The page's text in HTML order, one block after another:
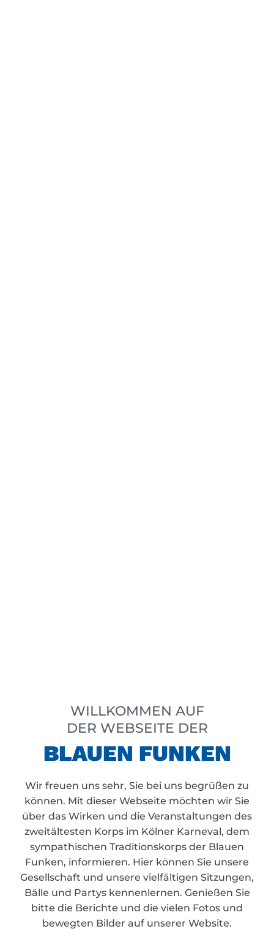
WILLKOMMEN AUF
DER WEBSEITE DER
BLAUEN FUNKEN
Wir freuen uns sehr, Sie bei uns begrüßen zu
können. Mit dieser Webseite möchten wir Sie
über das Wirken und die Veranstaltungen des
zweitältesten Korps im Kölner Karneval, dem
sympathischen Traditionskorps der Blauen
Funken, informieren. Hier können Sie unsere
Gesellschaft und unsere vielfältigen Sitzungen,
Bälle und Partys kennenlernen. Genießen Sie
bitte die Berichte und die vielen Fotos und
bewegten Bilder auf unserer Website.